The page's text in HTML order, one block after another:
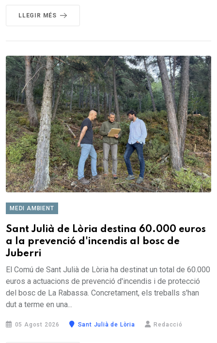
LLEGIR MÉS
MEDI AMBIENT
Sant Julià de Lòria destina 60.000 euros
a la prevenció d'incendis al bosc de
Juberri
El Comú de Sant Julià de Lòria ha destinat un total de 60.000
euros a actuacions de prevenció d'incendis i de protecció
del bosc de La Rabassa. Concretament, els treballs s'han
dut a terme en una...
05 Agost 2026 Sant Julià de Lòria Redacció